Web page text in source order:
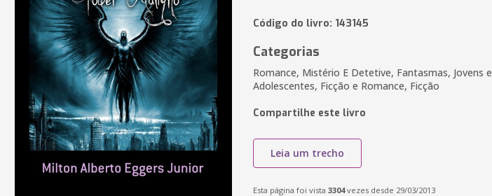
Código do livro: 143145
Categorias
Romance, Mistério E Detetive, Fantasmas, Jovens e
Adolescentes, Ficção e Romance, Ficção
Compartilhe este livro
Leia um trecho
Esta página foi vista 3304vezes desde 29/03/2013